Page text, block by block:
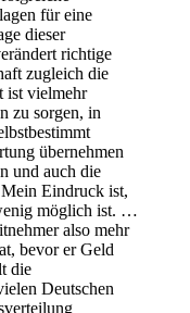
für eine
dieser
richtige
zugleich die
ist vielmehr
zu sorgen, in
übernehmen
und auch die
Eindruck ist,
möglich ist. …
also mehr
bevor er Geld
die
Deutschen